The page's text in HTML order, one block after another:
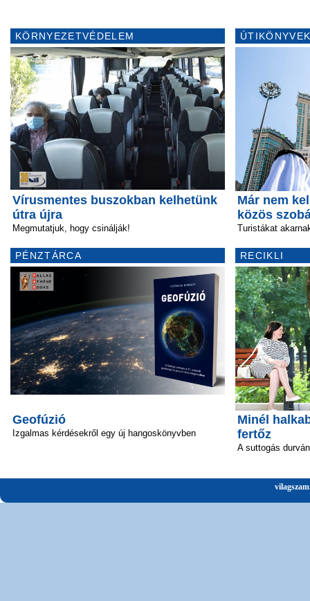
KÖRNYEZETVÉDELEM
Vírusmentes buszokban kelhetünk
útra újra
Megmutatjuk, hogy csinálják!
PÉNZTÁRCA
Geofúzió
Izgalmas kérdésekről egy új hangoskönyvben
Már nem
közös
Turistákat
RECIKLI
Minél
fertőz
A suttogás